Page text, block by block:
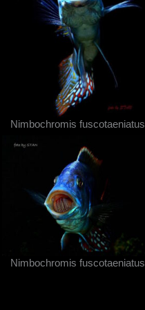
Nimbochromis fuscotaeniatus
Nimbochromis fuscotaeniatus